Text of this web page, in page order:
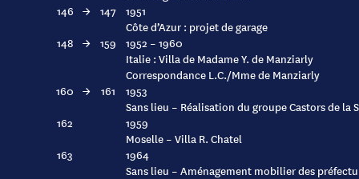
146 → 147 1951
Côte d’Azur : projet de garage
148 → 159
1952 – 1960
Italie : Villa de Madame Y. de Manziarly
Correspondance L.C./Mme de Manziarly
160 → 161
1953
Sans lieu – Réalisation du groupe Castors de la
162
1959
Moselle – Villa R. Chatel
163
1964
Sans lieu – Aménagement mobilier des